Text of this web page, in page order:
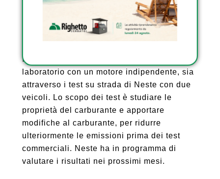
di gas serra fino al 65%”, ha affermato
Michael Fleiss, CEO di Powertrain
Engineering Sweden.
Il test avviene sia in un ambiente di
laboratorio con un motore indipendente, sia
attraverso i test su strada di Neste con due
veicoli. Lo scopo dei test è studiare le
proprietà del carburante e apportare
modifiche al carburante, per ridurre
ulteriormente le emissioni prima dei test
commerciali. Neste ha in programma di
valutare i risultati nei prossimi mesi.